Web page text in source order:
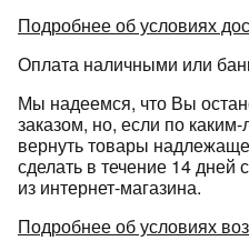
Подробнее об условиях
Оплата наличными или
Мы надеемся, что Вы
заказом, но, если по
вернуть товары
сделать в течение 14 дней
из интернет-магазина.
Подробнее об условиях